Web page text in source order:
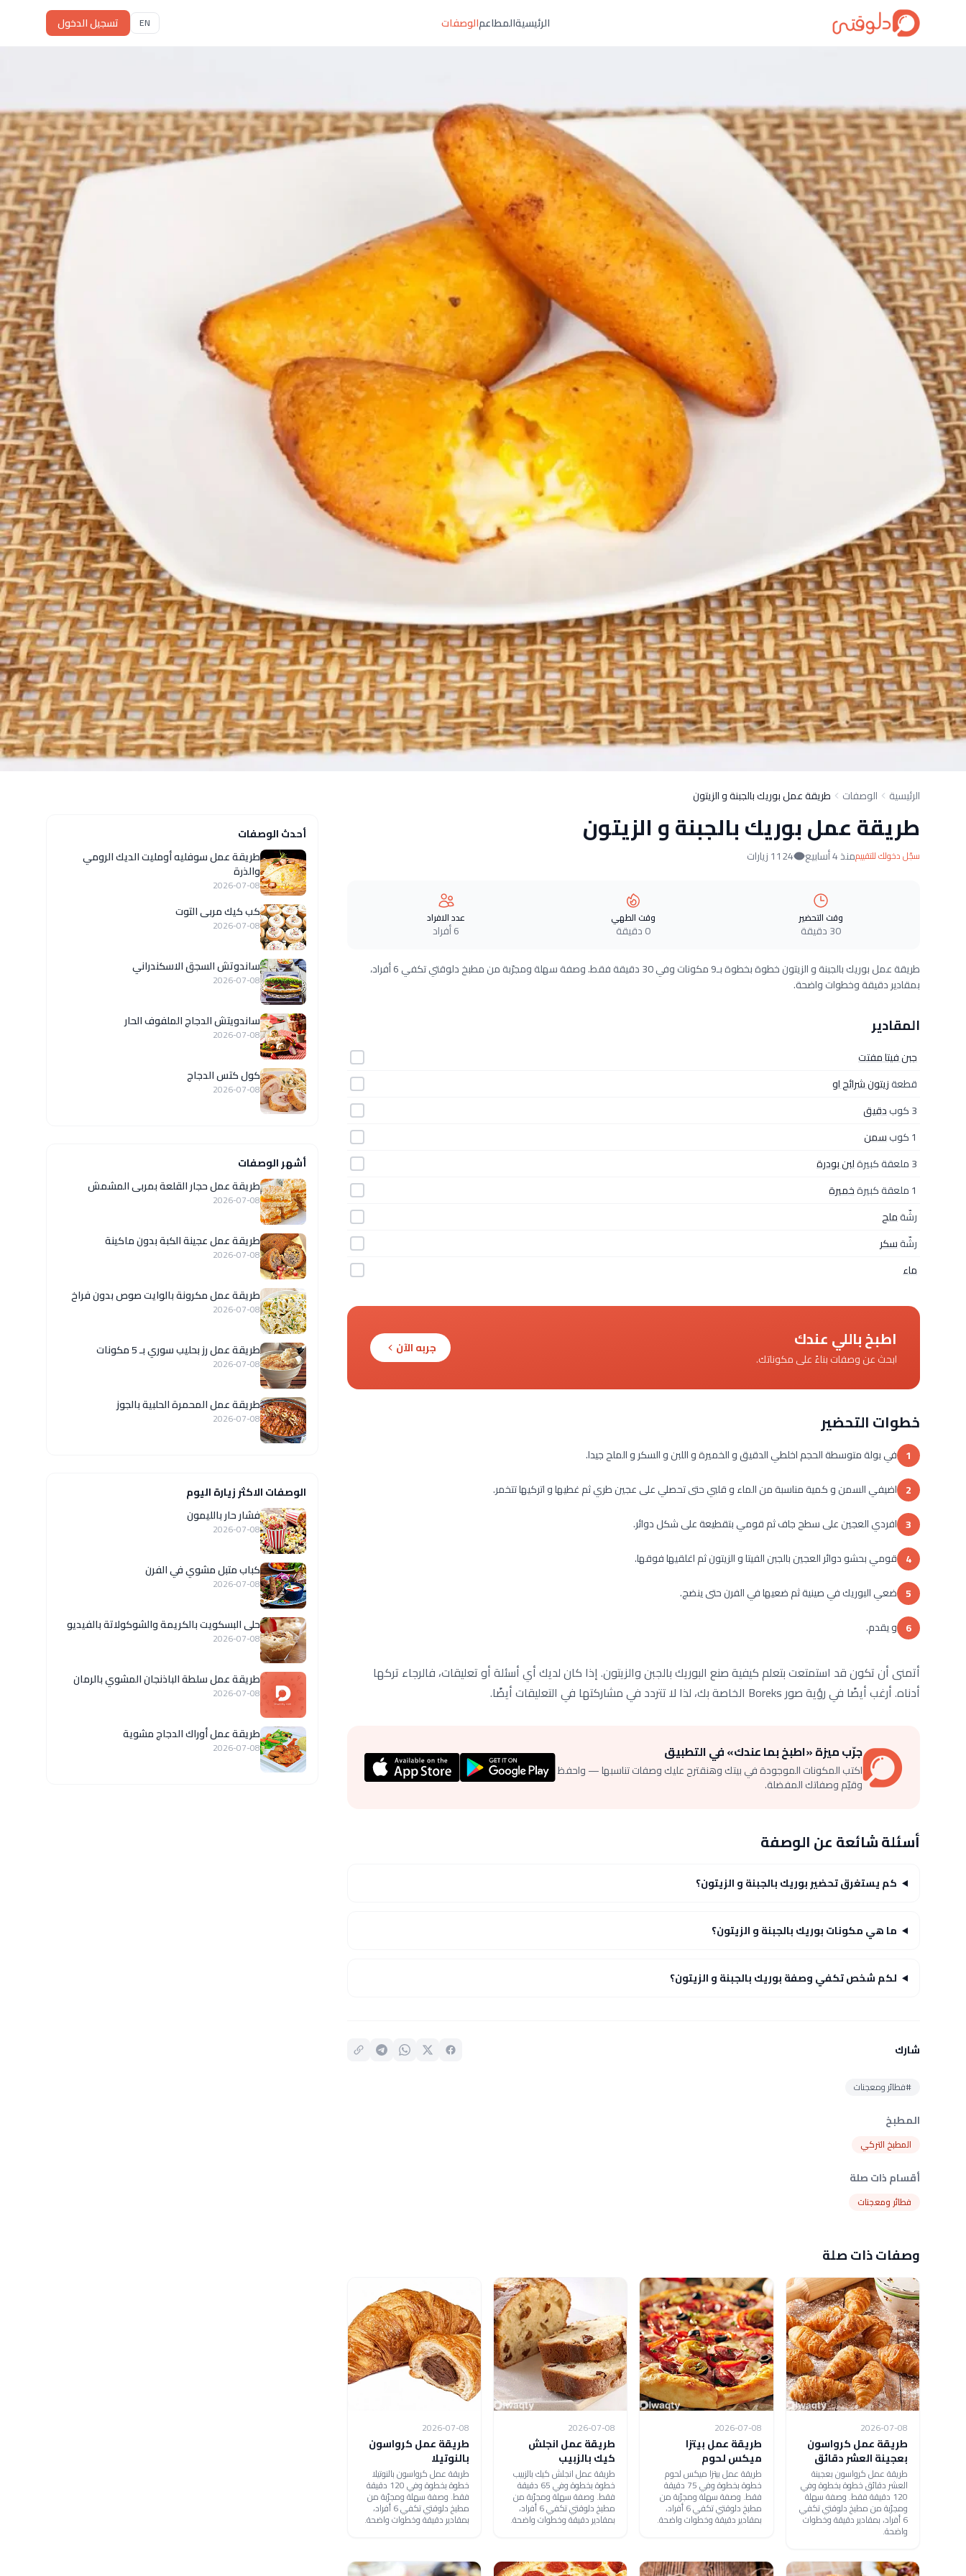
الرئيسيةالمطاعمالوصفات EN تسجيل الدخول
الرئيسية الوصفات طريقة عمل بوريك بالجبنة و الزيتون
طريقة عمل بوريك بالجبنة و الزيتون
سجّل دخولك للتقييممنذ 4 أسابيع 1124 زيارات
وقت التحضير
30 دقيقة
وقت الطهي
0 دقيقة
عدد الافراد
6 أفراد
طريقة عمل بوريك بالجبنة و الزيتون خطوة بخطوة بـ9 مكونات وفي 30 دقيقة فقط. وصفة سهلة ومجرّبة من مطبخ دلوقتي تكفي 6 أفراد،
بمقادير دقيقة وخطوات واضحة.
المقادير
جبن فيتا مفتت
قطعةزيتون شرائح او
3 كوب
دقيق
1 كوب
سمن
3 ملعقة كبيرة
لبن بودرة
1 ملعقة كبيرة
خميرة
رشّةملح
رشّةسكر
ماء
اطبخ باللي عندك
ابحث عن وصفات بناءً على مكوناتك.
جربه الآن
خطوات التحضير
1 في بولة متوسطة الحجم اخلطي الدقيق و الخميرة و اللبن و السكر و الملح جيدا.
2 اضيفي السمن و كمية مناسبة من الماء و قلبي حتى تحصلي على عجين طري ثم غطيها و اتركيها تتخمر.
3 افردي العجين على سطح جاف ثم قومي بتقطيعة على شكل دوائر.
4 قومي بحشو دوائر العجين بالجبن الفيتا و الزيتون ثم اغلقيها فوقها.
5 ضعي البوريك في صينية ثم ضعيها في الفرن حتى ينضج.
6 و يقدم.
أتمنى أن تكون قد استمتعت بتعلم كيفية صنع البوريك بالجبن والزيتون. إذا كان لديك أي أسئلة أو تعليقات، فالرجاء تركها
أدناه. أرغب أيضًا في رؤية صور Boreks الخاصة بك، لذا لا تتردد في مشاركتها في التعليقات أيضًا.
جرّب ميزة «اطبخ بما عندك» في التطبيق
اكتب المكونات الموجودة في بيتك وهنقترح عليك وصفات تناسبها — واحفظ
وقيّم وصفاتك المفضلة.
أسئلة شائعة عن الوصفة
كم يستغرق تحضير بوريك بالجبنة و الزيتون؟
ما هي مكونات بوريك بالجبنة و الزيتون؟
لكم شخص تكفي وصفة بوريك بالجبنة و الزيتون؟
شارك
#فطائر ومعجنات
المطبخ
المطبخ التركي
أقسام ذات صلة
فطائر ومعجنات
وصفات ذات صلة
2026-07-08
طريقة عمل كرواسون
بعجينة العشر دقائق
طريقة عمل كرواسون بعجينة
العشر دقائق خطوة بخطوة وفي
120 دقيقة فقط. وصفة سهلة
ومجرّبة من مطبخ دلوقتي تكفي
6 أفراد، بمقادير دقيقة وخطوات
واضحة.
2026-07-08
طريقة عمل بيتزا
ميكس لحوم
طريقة عمل بيتزا ميكس لحوم
خطوة بخطوة وفي 75 دقيقة
فقط. وصفة سهلة ومجرّبة من
مطبخ دلوقتي تكفي 6 أفراد،
بمقادير دقيقة وخطوات واضحة.
2026-07-08
طريقة عمل انجلش
كيك بالزبيب
طريقة عمل انجلش كيك بالزبيب
خطوة بخطوة وفي 65 دقيقة
فقط. وصفة سهلة ومجرّبة من
مطبخ دلوقتي تكفي 6 أفراد،
بمقادير دقيقة وخطوات واضحة.
2026-07-08
طريقة عمل كرواسون
بالنوتيلا
طريقة عمل كرواسون بالنوتيلا
خطوة بخطوة وفي 120 دقيقة
فقط. وصفة سهلة ومجرّبة من
مطبخ دلوقتي تكفي 6 أفراد،
بمقادير دقيقة وخطوات واضحة.
أحدث الوصفات
طريقة عمل سوفليه أومليت الديك الرومي
والذرة
2026-07-08
كب كيك مربى التوت
2026-07-08
ساندوتش السجق الاسكندراني
2026-07-08
ساندويتش الدجاج الملفوف الحار
2026-07-08
كول كتس الدجاج
2026-07-08
أشهر الوصفات
طريقة عمل حجار القلعة بمربى المشمش
2026-07-08
طريقة عمل عجينة الكبة بدون ماكينة
2026-07-08
طريقة عمل مكرونة بالوايت صوص بدون فراخ
2026-07-08
طريقة عمل رز بحليب سوري بـ 5 مكونات
2026-07-08
طريقة عمل المحمرة الحلبية بالجوز
2026-07-08
الوصفات الاكثر زيارة اليوم
فشار حار بالليمون
2026-07-08
كباب متبل مشوي في الفرن
2026-07-08
حلى البسكويت بالكريمة والشوكولاتة بالفيديو
2026-07-08
طريقة عمل سلطة الباذنجان المشوي بالرمان
2026-07-08
طريقة عمل أوراك الدجاج مشوية
2026-07-08